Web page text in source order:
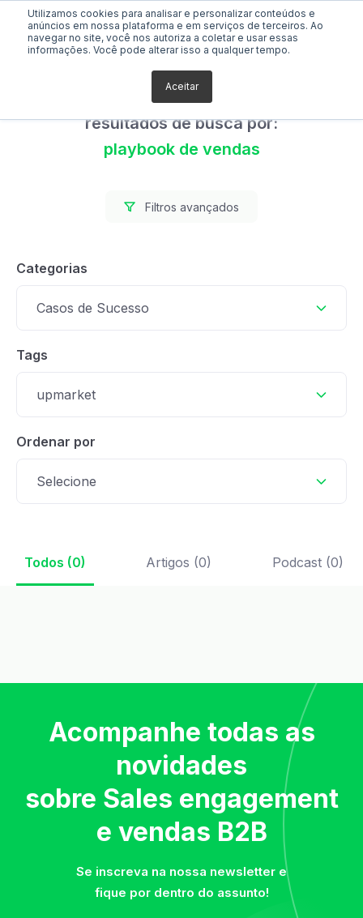
Utilizamos cookies para analisar e personalizar conteúdos e
anúncios em nossa plataforma e em serviços de terceiros. Ao
navegar no site, você nos autoriza a coletar e usar essas
informações. Você pode alterar isso a qualquer tempo.
Aceitar
Foram encontrados 0
resultados de busca por:
playbook de vendas
Filtros avançados
Categorias
Casos de Sucesso
Tags
upmarket
Ordenar por
Selecione
Todos (0) Artigos (0) Podcast (0)
Acompanhe todas as
novidades
sobre Sales engagement
e vendas B2B
Se inscreva na nossa newsletter e
fique por dentro do assunto!